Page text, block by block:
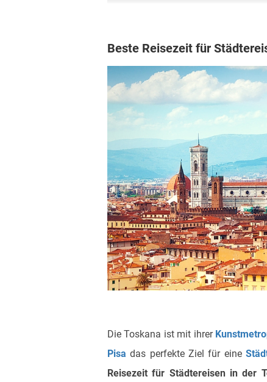
Beste Reisezeit für
Die Toskana ist mit ihrer
Pisa das perfekte Ziel für eine
Reisezeit für Städtereisen in der